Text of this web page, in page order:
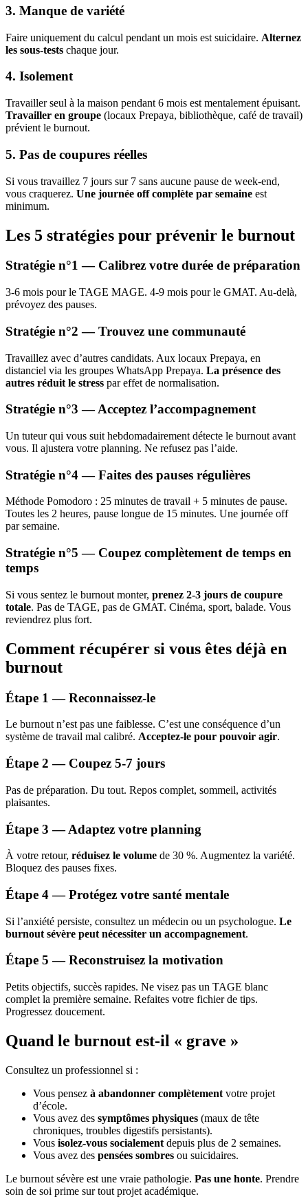
3. Manque de variété
Faire uniquement du calcul pendant un mois est suicidaire. Alternez
les sous-tests chaque jour.
4. Isolement
Travailler seul à la maison pendant 6 mois est mentalement épuisant.
Travailler en groupe (locaux Prepaya, bibliothèque, café de travail)
prévient le burnout.
5. Pas de coupures réelles
Si vous travaillez 7 jours sur 7 sans aucune pause de week-end,
vous craquerez. Une journée off complète par semaine est
minimum.
Les 5 stratégies pour prévenir le burnout
Stratégie n°1 — Calibrez votre durée de préparation
3-6 mois pour le TAGE MAGE. 4-9 mois pour le GMAT. Au-delà,
prévoyez des pauses.
Stratégie n°2 — Trouvez une communauté
Travaillez avec d’autres candidats. Aux locaux Prepaya, en
distanciel via les groupes WhatsApp Prepaya. La présence des
autres réduit le stress par effet de normalisation.
Stratégie n°3 — Acceptez l’accompagnement
Un tuteur qui vous suit hebdomadairement détecte le burnout avant
vous. Il ajustera votre planning. Ne refusez pas l’aide.
Stratégie n°4 — Faites des pauses régulières
Méthode Pomodoro : 25 minutes de travail + 5 minutes de pause.
Toutes les 2 heures, pause longue de 15 minutes. Une journée off
par semaine.
Stratégie n°5 — Coupez complètement de temps en
temps
Si vous sentez le burnout monter, prenez 2-3 jours de coupure
totale. Pas de TAGE, pas de GMAT. Cinéma, sport, balade. Vous
reviendrez plus fort.
Comment récupérer si vous êtes déjà en
burnout
Étape 1 — Reconnaissez-le
Le burnout n’est pas une faiblesse. C’est une conséquence d’un
système de travail mal calibré. Acceptez-le pour pouvoir agir.
Étape 2 — Coupez 5-7 jours
Pas de préparation. Du tout. Repos complet, sommeil, activités
plaisantes.
Étape 3 — Adaptez votre planning
À votre retour, réduisez le volume de 30 %. Augmentez la variété.
Bloquez des pauses fixes.
Étape 4 — Protégez votre santé mentale
Si l’anxiété persiste, consultez un médecin ou un psychologue. Le
burnout sévère peut nécessiter un accompagnement.
Étape 5 — Reconstruisez la motivation
Petits objectifs, succès rapides. Ne visez pas un TAGE blanc
complet la première semaine. Refaites votre fichier de tips.
Progressez doucement.
Quand le burnout est-il « grave »
Consultez un professionnel si :
Vous pensez à abandonner complètement votre projet
d’école.
Vous avez des symptômes physiques (maux de tête
chroniques, troubles digestifs persistants).
Vous isolez-vous socialement depuis plus de 2 semaines.
Vous avez des pensées sombres ou suicidaires.
Le burnout sévère est une vraie pathologie. Pas une honte. Prendre
soin de soi prime sur tout projet académique.